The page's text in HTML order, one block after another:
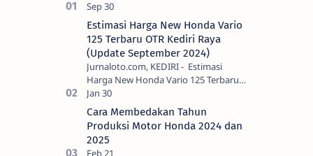
Estimasi Harga New Honda Vario
125 Terbaru OTR Kediri Raya
(Update September 2024)
Jurnaloto.com, KEDIRI - Estimasi
Harga New Honda Vario 125 Terbaru
OTR Kediri Raya (Update September
2024) Brosis sekalian, PT Astra Honda
Motor (AH…
Cara Membedakan Tahun
Produksi Motor Honda 2024 dan
2025